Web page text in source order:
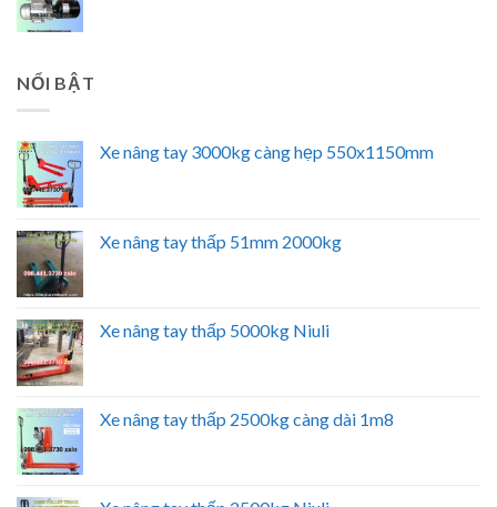
NỔI BẬT
Xe nâng tay 3000kg càng hẹp 550x1150mm
Xe nâng tay thấp 51mm 2000kg
Xe nâng tay thấp 5000kg Niuli
Xe nâng tay thấp 2500kg càng dài 1m8